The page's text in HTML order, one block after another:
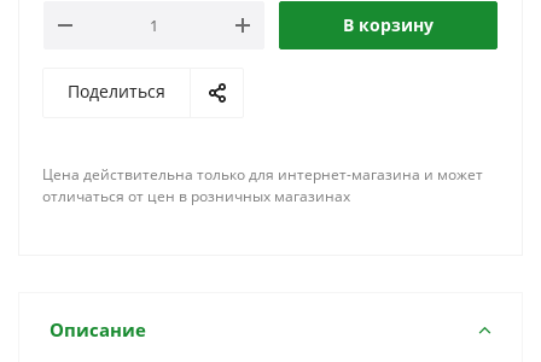
В корзину
Поделиться
Цена действительна только для интернет-магазина и может
отличаться от цен в розничных магазинах
Описание